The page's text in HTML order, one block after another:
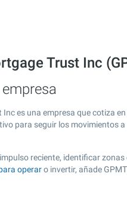
Trust Inc
es una empresa que cotiza en
para seguir los movimientos
reciente, identificar
operaro invertir, añade